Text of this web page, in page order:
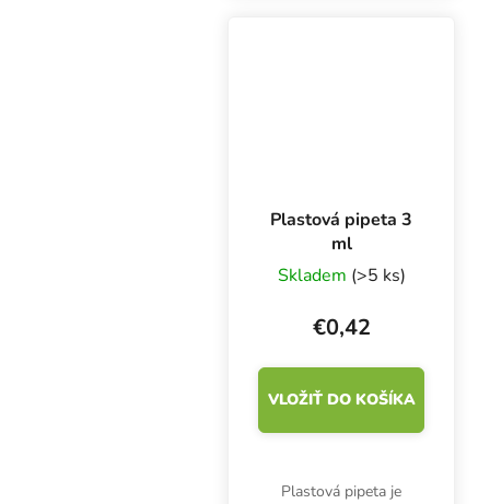
Plastová pipeta 3
ml
Skladem (>5 ks)
€0,42
VLOŽIŤ DO KOŠÍKA
Plastová pipeta je